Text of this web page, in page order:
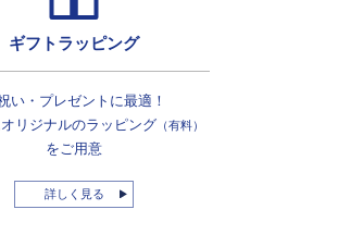
ギフトラッピング
い・プレゼントに最適！
リジナルのラッピング（有料）
をご用意
詳しく見る